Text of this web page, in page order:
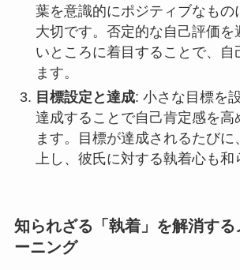
葉を意識的にポジティブなもの
大切です。否定的な自己評価を
いところに着目することで、自
ます。
目標設定と達成: 小さな目標を
達成することで自己肯定感を高
ます。目標が達成されるたびに
上し、彼氏に対する執着心も和
知られざる「執着」を解消する
ーニング